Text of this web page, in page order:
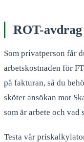
ROT-
Som privatperson får
arbetskostnaden för
på fakturan, så du
sköter ansökan mot
som är arbete och vad
Testa vår